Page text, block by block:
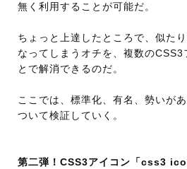
無く利用することが可能だ。
ちょっと上達したところで、似た
なってしまうオチを、複数のCSS3
とで解消できるのだ。
ここでは、標準化、有名、勢いが
ついて検証していく。
第二弾！CSS3アイコン「css3